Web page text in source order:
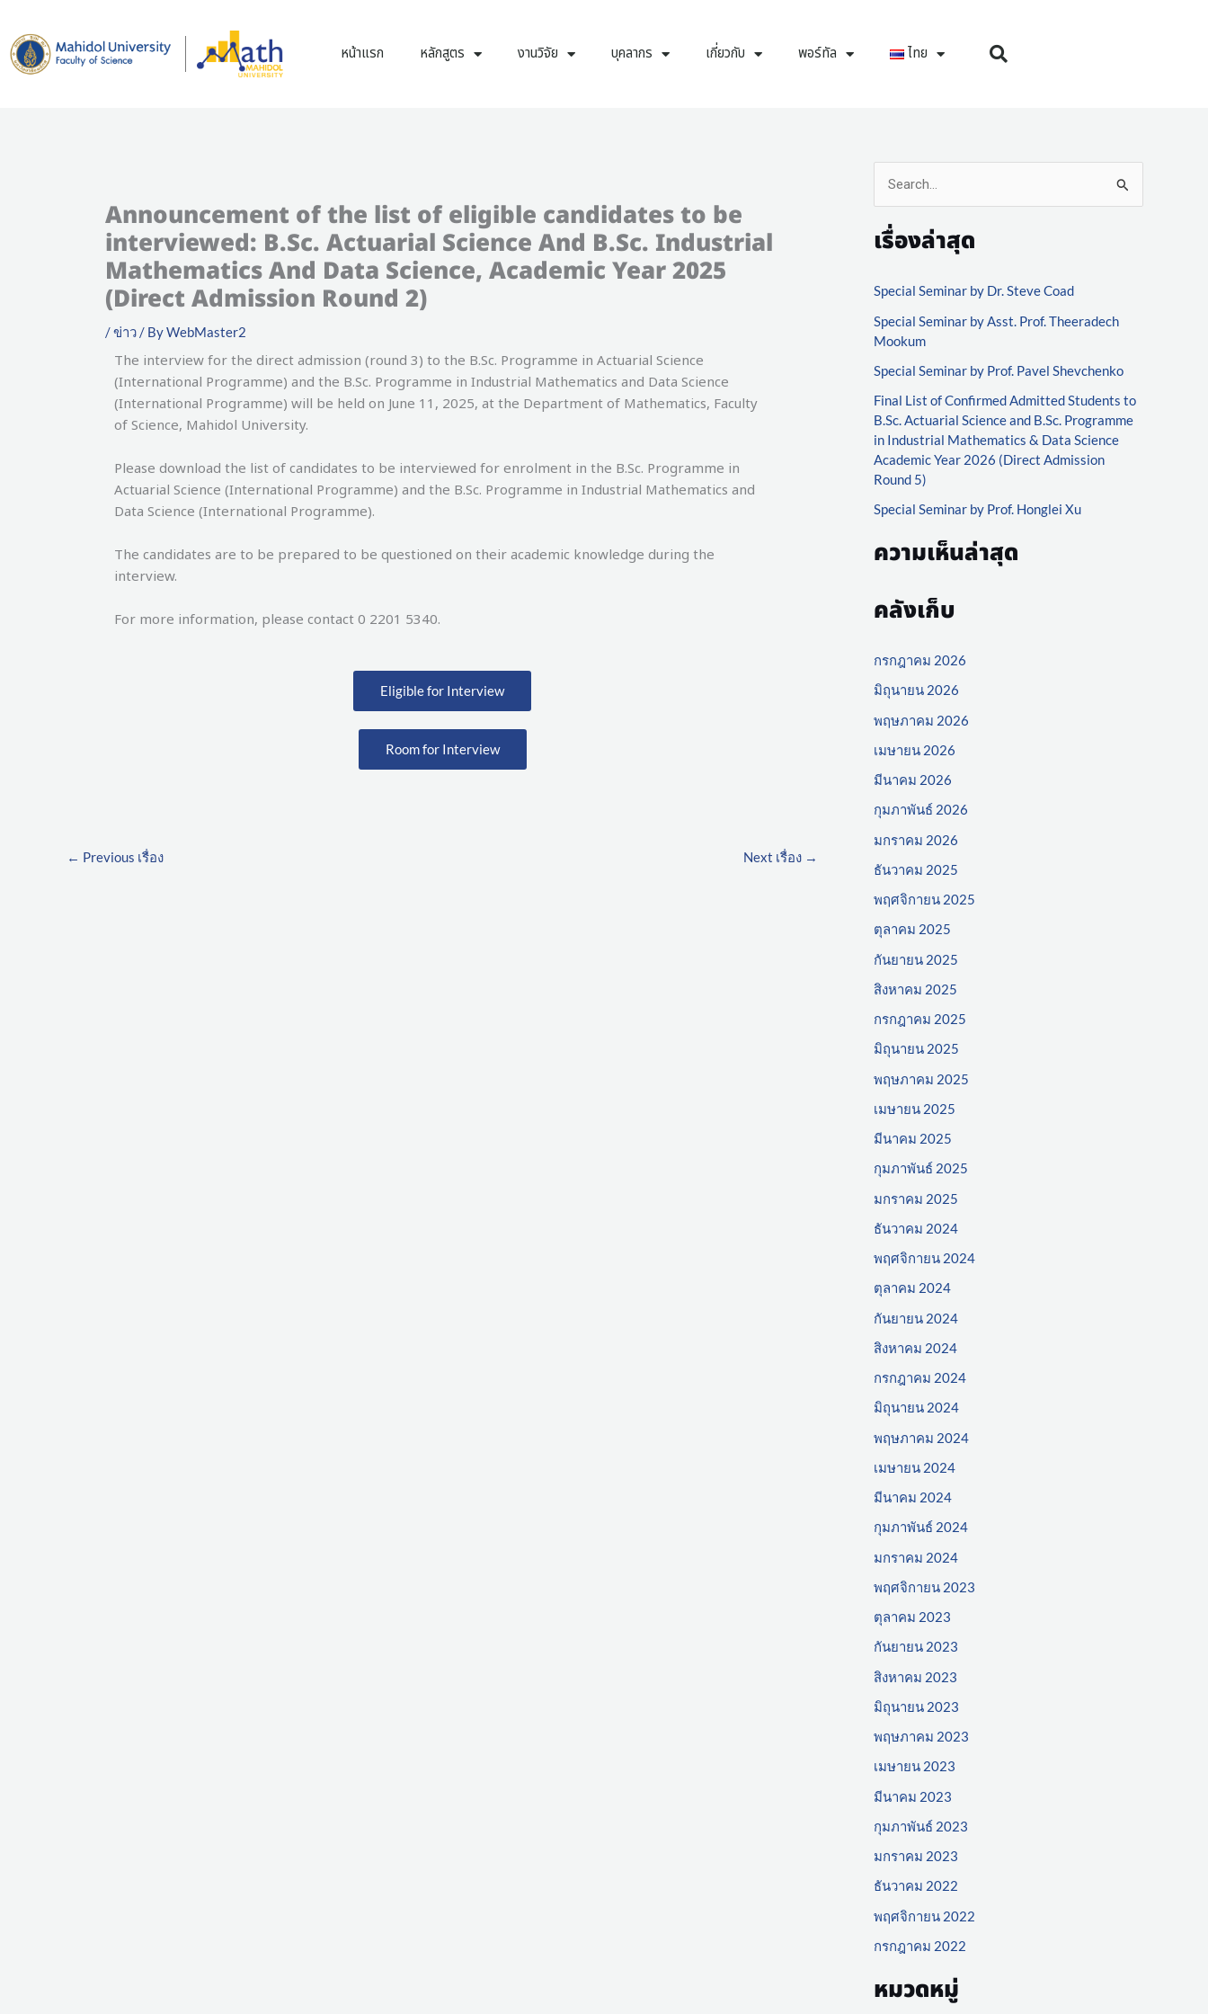
content
หน้าแรก หลักสูตร งานวิจัย บุคลากร เกี่ยวกับ พอร์ทัล ไทย
Announcement of the list of eligible candidates to be
interviewed: B.Sc. Actuarial Science And B.Sc. Industrial
Mathematics And Data Science, Academic Year 2025
(Direct Admission Round 2)
/ข่าว/ ByWebMaster2
The interview for the direct admission (round 3) to the B.Sc. Programme in Actuarial Science
(International Programme) and the B.Sc. Programme in Industrial Mathematics and Data Science
(International Programme) will be held on June 11, 2025, at the Department of Mathematics, Faculty
of Science, Mahidol University.
Please download the list of candidates to be interviewed for enrolment in the B.Sc. Programme in
Actuarial Science (International Programme) and the B.Sc. Programme in Industrial Mathematics and
Data Science (International Programme).
The candidates are to be prepared to be questioned on their academic knowledge during the
interview.
For more information, please contact 0 2201 5340.
Eligible for Interview
Room for Interview
← Previous เรื่อง Next เรื่อง →
a
c
h
f
o
r
:
เรื่องล่าสุด
Special Seminar by Dr. Steve Coad
Special Seminar by Asst. Prof. Theeradech
Mookum
Special Seminar by Prof. Pavel Shevchenko
Final List of Confirmed Admitted Students to
B.Sc. Actuarial Science and B.Sc. Programme
in Industrial Mathematics & Data Science
Academic Year 2026 (Direct Admission
Round 5)
Special Seminar by Prof. Honglei Xu
ความเห็นล่าสุด
คลังเก็บ
กรกฎาคม 2026
มิถุนายน 2026
พฤษภาคม 2026
เมษายน 2026
มีนาคม 2026
กุมภาพันธ์ 2026
มกราคม 2026
ธันวาคม 2025
พฤศจิกายน 2025
ตุลาคม 2025
กันยายน 2025
สิงหาคม 2025
กรกฎาคม 2025
มิถุนายน 2025
พฤษภาคม 2025
เมษายน 2025
มีนาคม 2025
กุมภาพันธ์ 2025
มกราคม 2025
ธันวาคม 2024
พฤศจิกายน 2024
ตุลาคม 2024
กันยายน 2024
สิงหาคม 2024
กรกฎาคม 2024
มิถุนายน 2024
พฤษภาคม 2024
เมษายน 2024
มีนาคม 2024
กุมภาพันธ์ 2024
มกราคม 2024
พฤศจิกายน 2023
ตุลาคม 2023
กันยายน 2023
สิงหาคม 2023
มิถุนายน 2023
พฤษภาคม 2023
เมษายน 2023
มีนาคม 2023
กุมภาพันธ์ 2023
มกราคม 2023
ธันวาคม 2022
พฤศจิกายน 2022
กรกฎาคม 2022
หมวดหมู่